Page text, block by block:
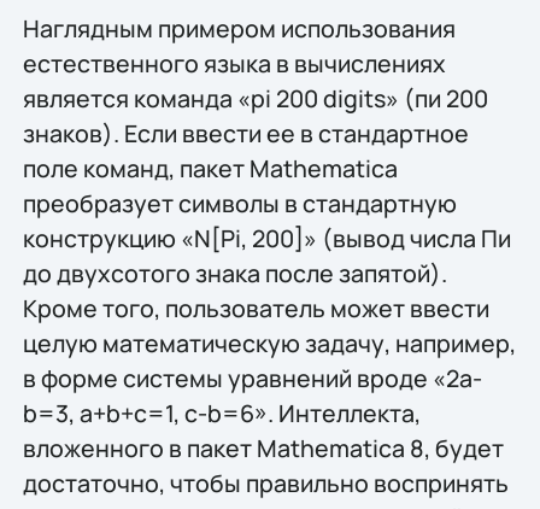
Наглядным примером использования
естественного языка в вычислениях
является команда «pi 200 digits» (пи 200
знаков). Если ввести ее в стандартное
поле команд, пакет Mathematica
преобразует символы в стандартную
конструкцию «N[Pi, 200]» (вывод числа Пи
до двухсотого знака после запятой).
Кроме того, пользователь может ввести
целую математическую задачу, например,
в форме системы уравнений вроде «2a-
b=3, a+b+c=1, c-b=6». Интеллекта,
вложенного в пакет Mathematica 8, будет
достаточно, чтобы правильно воспринять